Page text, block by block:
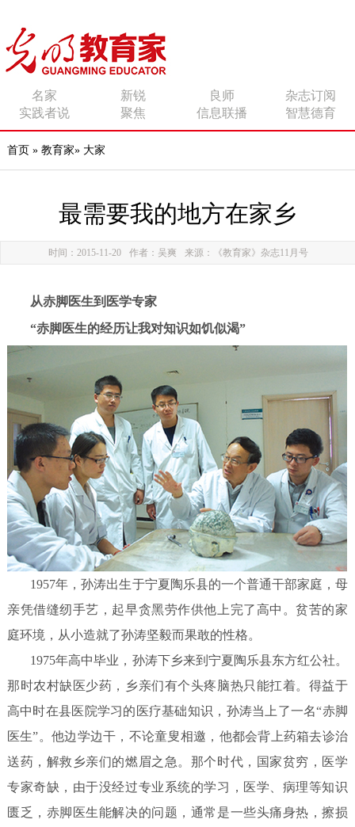
名家 新锐 良师
杂志订阅
实践者说
聚焦 信息联播 智慧德育
首页 » 教育家» 大家
最需要我的地方在家乡
时间：2015-11-20 作者：吴爽 来源：《教育家》杂志11月号
从赤脚医生到医学专家
“赤脚医生的经历让我对知识如饥似渴”
1957年，孙涛出生于宁夏陶乐县的一个普通干部家庭，母
亲凭借缝纫手艺，起早贪黑劳作供他上完了高中。贫苦的家
庭环境，从小造就了孙涛坚毅而果敢的性格。
1975年高中毕业，孙涛下乡来到宁夏陶乐县东方红公社。
那时农村缺医少药，乡亲们有个头疼脑热只能扛着。得益于
高中时在县医院学习的医疗基础知识，孙涛当上了一名“赤脚
医生”。他边学边干，不论童叟相邀，他都会背上药箱去诊治
送药，解救乡亲们的燃眉之急。那个时代，国家贫穷，医学
专家奇缺，由于没经过专业系统的学习，医学、病理等知识
匮乏，赤脚医生能解决的问题，通常是一些头痛身热，擦损